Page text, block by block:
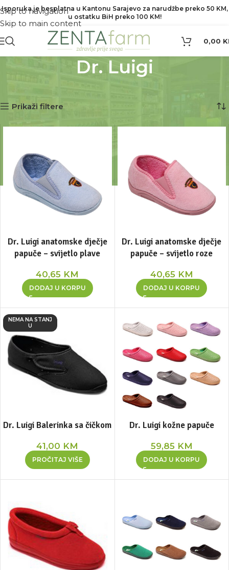
Skip to navigation
Skip to main content
Isporuka je besplatna u Kantonu Sarajevo za narudžbe preko 50 KM,
u ostatku BiH preko 100 KM!
0,00
Dr. Luigi
Prikaži filtere
Dr. Luigi anatomske dječje
papuče – svijetlo plave
40,65 KM
DODAJ U KORPU
Dr. Luigi anatomske dječje
papuče – svijetlo roze
40,65 KM
DODAJ U KORPU
NEMA NA STANJ
U
Dr. Luigi Balerinka sa čičkom
41,00 KM
PROČITAJ VIŠE
Dr. Luigi kožne papuče
59,85 KM
DODAJ U KORPU